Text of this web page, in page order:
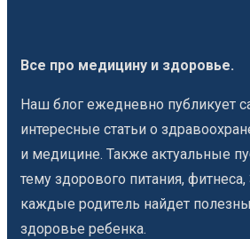
Все про медицину и здоровье.
Наш блог ежедневно публикует
интересные статьи о
и медицине. Также актуальные
тему здорового питания,
каждые родитель найдет
здоровье ребенка.